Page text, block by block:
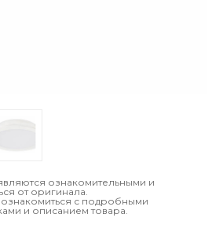
ознакомительными и
от оригинала.
с подробными
и описанием товара.